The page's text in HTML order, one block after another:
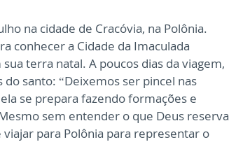
na cidade de Cracóvia, na Polônia.
conhecer a Cidade da Imaculada
terra natal. A poucos dias da viagem,
santo: “Deixemos ser pincel nas
se prepara fazendo formações e
sem entender o que Deus reserva
para Polônia para representar o